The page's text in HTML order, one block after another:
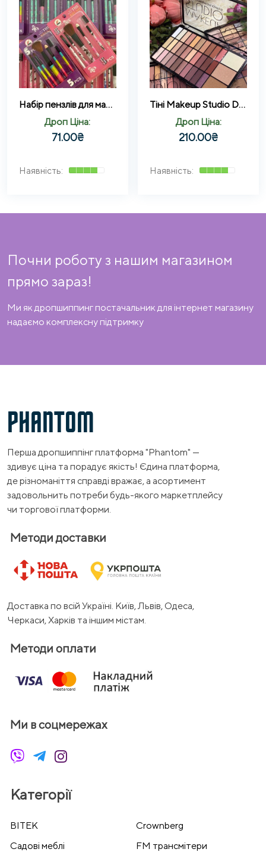
Набір пензлів для макіяжу обличчя та очей MAKEUP BRUSH SET 5 в 1
Дроп Ціна:
71.00₴
Тіні Makeup Studio DoDo Girl + хайлайтер, палетка тіней 33 відтінку (B)
Дроп Ціна:
210.00₴
Почни роботу з нашим магазином
прямо зараз!
Ми як дропшиппинг постачальник для інтернет магазину
надаємо комплексну підтримку
PHANTOM
Перша дропшиппінг платформа "Phantom" —
здивує ціна та порадує якість! Єдина платформа,
де різноманіття справді вражає, а асортимент
задовольнить потреби будь-якого маркетплейсу
чи торгової платформи.
Методи доставки
Доставка по всій Україні. Київ, Львів, Одеса,
Черкаси, Харків та іншим містам.
Методи оплати
Ми в соцмережах
Категорії
BITEK
Crownberg
Cадові меблі
FM трансмітери